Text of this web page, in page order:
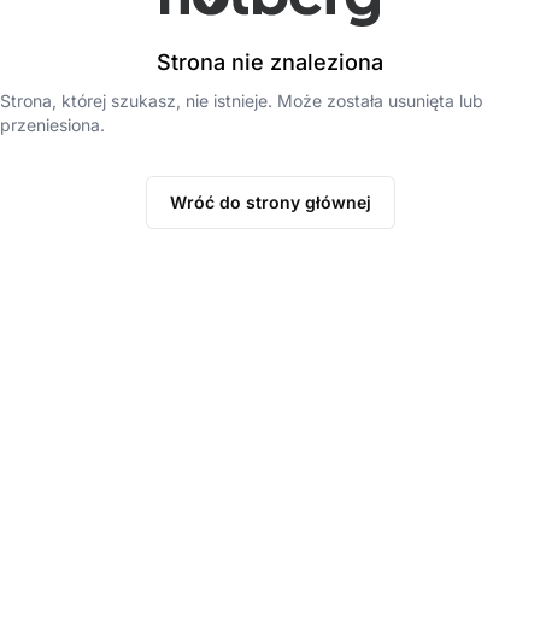
Strona nie znaleziona
Strona, której szukasz, nie istnieje. Może została usunięta lub
przeniesiona.
Wróć do strony głównej